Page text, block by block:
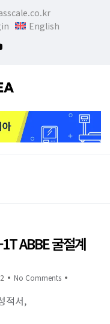
English
ABBE 굴절계
No Comments
적서